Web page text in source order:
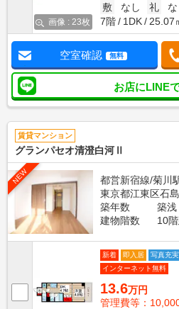
画像 : 23枚
敷 なし 礼
7階
1DK 25.07
空室確認 無料
お店にLINE
賃貸マンション
グランパセオ清澄白河Ⅱ
NEW
都営新宿線/菊川
東京都江東区石島
築年数
築浅
建物階数
10
新着 即入居 写真充実
インターネット無料
13.6万円
管理費等：